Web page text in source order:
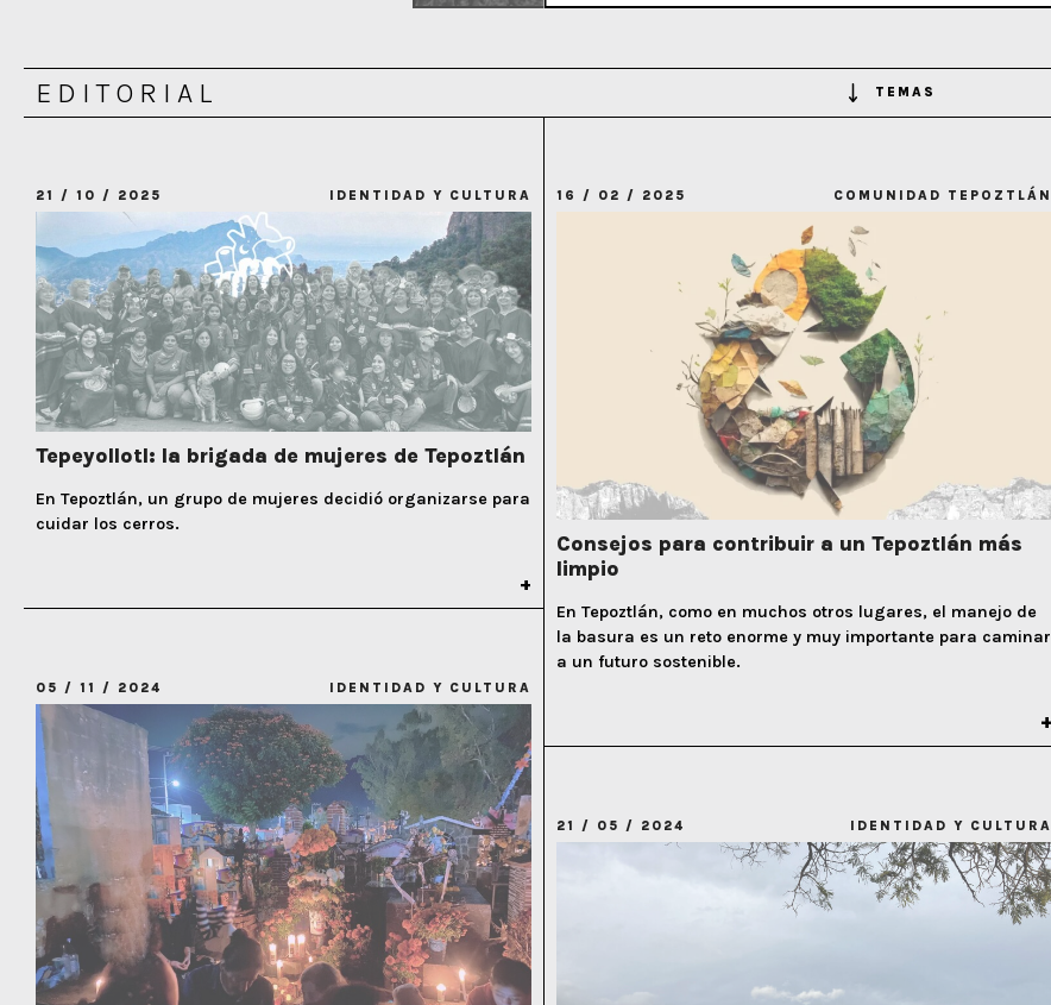
EDITORIAL TEMAS
21 / 10 / 2025 IDENTIDAD Y CULTURA
Tepeyollotl: la brigada de mujeres de Tepoztlán
En Tepoztlán, un grupo de mujeres decidió organizarse para
cuidar los cerros.
16 / 02 / 2025 COMUNIDAD TEPOZTLÁN
Consejos para contribuir a un Tepoztlán más
limpio
En Tepoztlán, como en muchos otros lugares, el manejo de
la basura es un reto enorme y muy importante para caminar
a un futuro sostenible.
05 / 11 / 2024 IDENTIDAD Y CULTURA
21 / 05 / 2024 IDENTIDAD Y CULTURA